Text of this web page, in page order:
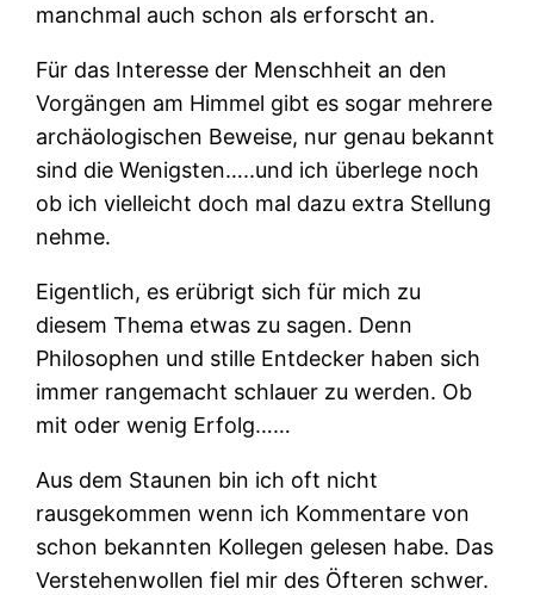
manchmal auch schon als erforscht an.
Für das Interesse der Menschheit an den
Vorgängen am Himmel gibt es sogar mehrere
archäologischen Beweise, nur genau bekannt
sind die Wenigsten…..und ich überlege noch
ob ich vielleicht doch mal dazu extra Stellung
nehme.
Eigentlich, es erübrigt sich für mich zu
diesem Thema etwas zu sagen. Denn
Philosophen und stille Entdecker haben sich
immer rangemacht schlauer zu werden. Ob
mit oder wenig Erfolg……
Aus dem Staunen bin ich oft nicht
rausgekommen wenn ich Kommentare von
schon bekannten Kollegen gelesen habe. Das
Verstehenwollen fiel mir des Öfteren schwer.